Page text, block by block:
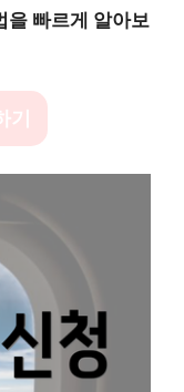
을 빠르게 알아보